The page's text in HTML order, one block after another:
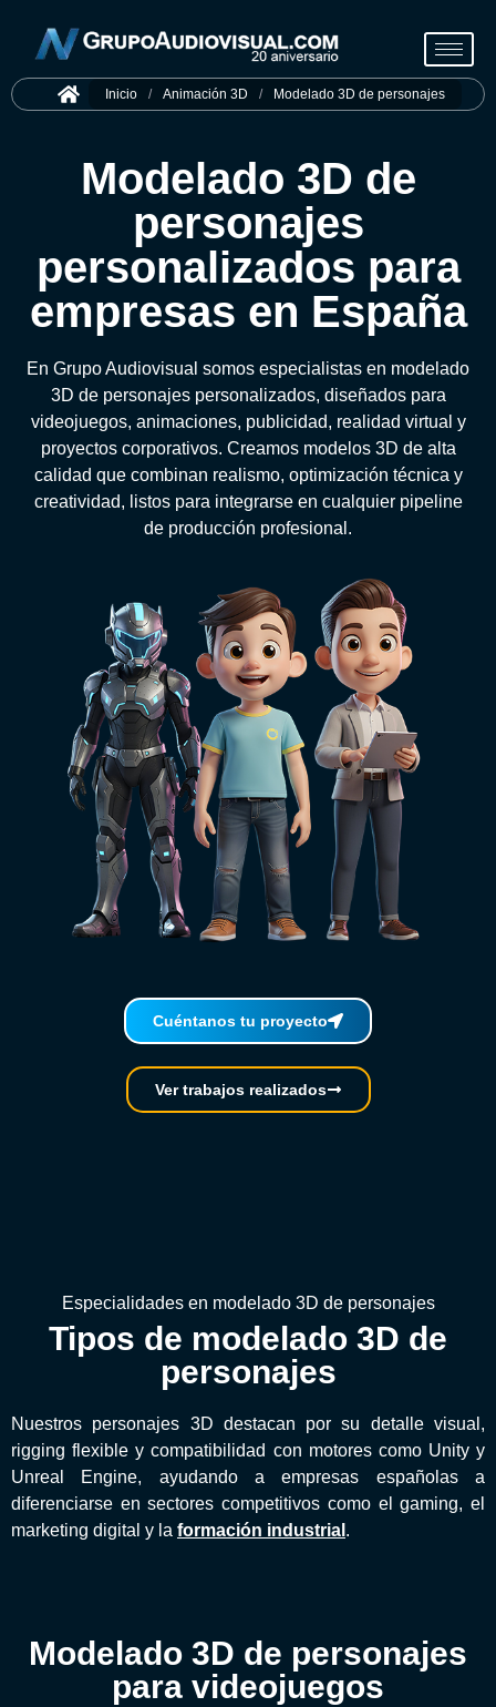
Inicio / Animación 3D / Modelado 3D de personajes
Modelado 3D de
personajes
personalizados para
empresas en España
En Grupo Audiovisual somos especialistas en modelado
3D de personajes personalizados, diseñados para
videojuegos, animaciones, publicidad, realidad virtual y
proyectos corporativos. Creamos modelos 3D de alta
calidad que combinan realismo, optimización técnica y
creatividad, listos para integrarse en cualquier pipeline
de producción profesional.
Cuéntanos tu proyecto
Ver trabajos realizados
Especialidades en modelado 3D de personajes
Tipos de modelado 3D de
personajes
Nuestros personajes 3D destacan por su detalle visual,
rigging flexible y compatibilidad con motores como Unity y
Unreal Engine, ayudando a empresas españolas a
diferenciarse en sectores competitivos como el gaming, el
marketing digital y la formación industrial .
Modelado 3D de personajes
para videojuegos